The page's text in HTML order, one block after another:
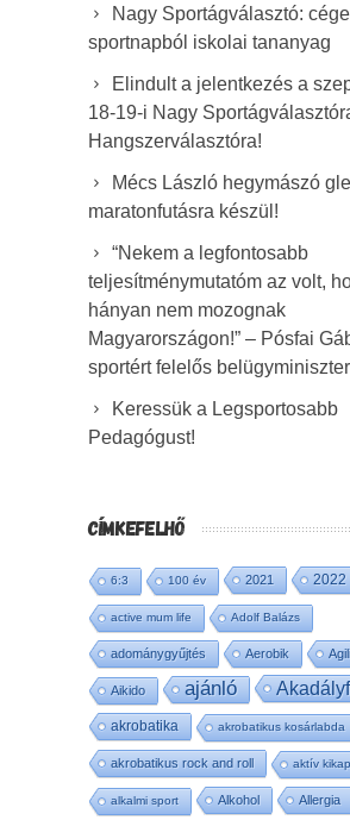
Nagy Sportágválasztó:
sportnapból iskolai tananyag
Elindult a jelentkezés a
18-19-i Nagy
Hangszerválasztóra!
Mécs László hegymászó
maratonfutásra készül!
“Nekem a legfontosabb
teljesítménymutatóm az volt,
hányan nem mozognak
Magyarországon!” – Pósfai
sportért felelős belügyminiszter
Keressük a Legsportosabb
Pedagógust!
CÍMKEFELHŐ
6:3 100 év 2021 2022
active mum life Adolf Balázs
adománygyűjtés Aerobik
Aikido ajánló
akrobatika akrobatikus kosárlabda
akrobatikus rock and roll aktív
alkalmi sport Alkohol Allergia